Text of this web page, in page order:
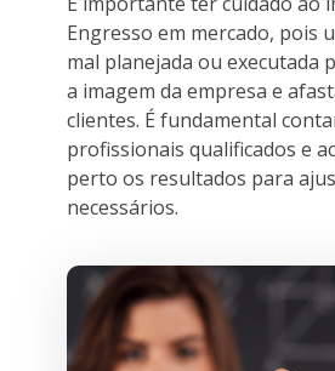
Engresso em mercado, pois
mal planejada ou executada
a imagem da empresa e
clientes. É fundamental
profissionais qualificados e
perto os resultados para
necessários.